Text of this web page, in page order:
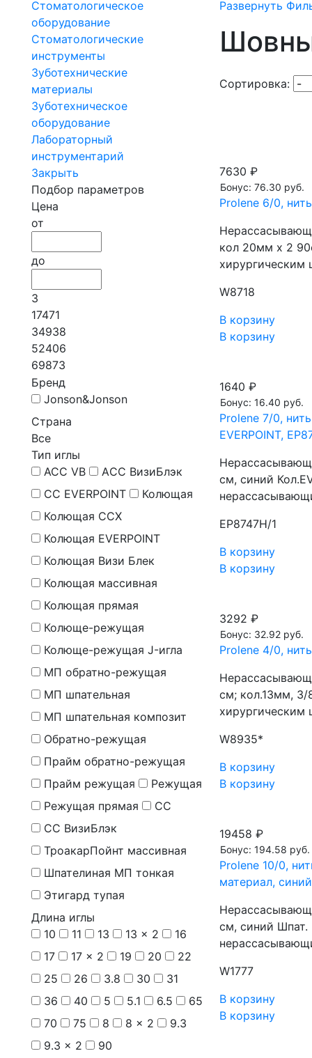
Стоматологическое
оборудование
Стоматологические
инструменты
Зуботехнические
материалы
Зуботехническое
оборудование
Лабораторный
инструментарий
Закрыть
Подбор параметров
Цена
от
до
3
17471
34938
52406
69873
Бренд
Jonson&Jonson
Страна
Все
Тип иглы
ACC VB
AСС ВизиБлэк
CC EVERPOINT
Колющая
Колющая CCX
Колющая EVERPOINT
Колющая Визи Блек
Колющая массивная
Колющая прямая
Колюще-режущая
Колюще-режущая J-игла
МП обратно-режущая
МП шпательная
МП шпательная композит
Обратно-режущая
Прайм обратно-режущая
Прайм режущая
Режущая
Режущая прямая
СС
СС ВизиБлэк
ТроакарПойнт массивная
Шпателиная МП тонкая
Этигард тупая
Длина иглы
10
11 13 13 x 2
16
17
17 x 2 19 20
22
25
26 3.8 30
31
36
40 5 5.1 6.5
65
70
75 8 8 x 2
9.3
9.3 x 2
90
Развернуть
Сортировка:
7630 ₽
Бонус: 76.30 руб.
Prolene 6/0,
кол 20мм х 2
хирургическим
W8718
В корзину
В корзину
1640 ₽
Бонус: 16.40 руб.
Prolene 7/0,
EVERPOINT,
см, синий
EP8747H/1
В корзину
В корзину
3292 ₽
Бонус: 32.92 руб.
Prolene 4/0,
см; кол.13мм, 3/
хирургическим
W8935*
В корзину
В корзину
19458 ₽
Бонус: 194.58 руб.
Prolene 10/0,
материал,
см, синий
W1777
В корзину
В корзину